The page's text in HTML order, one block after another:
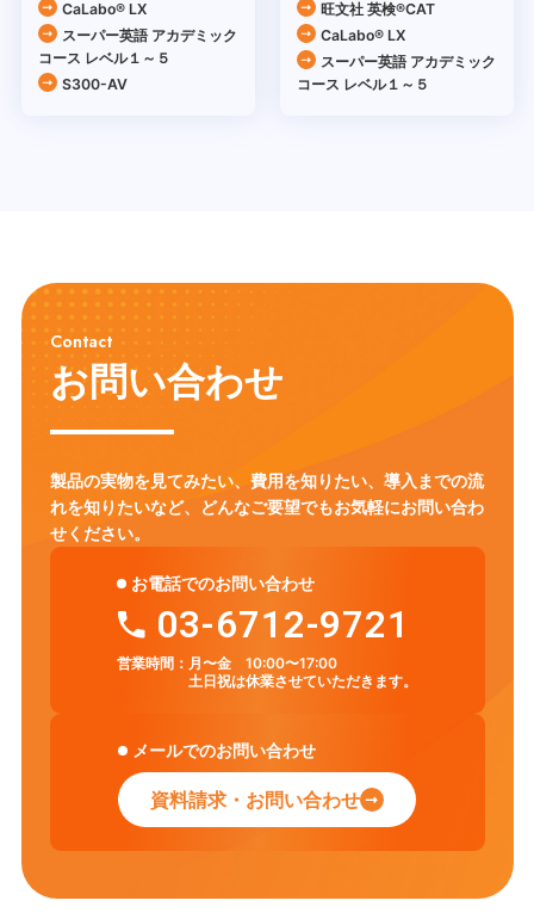
CaLabo® LX
スーパー英語 アカデミック
コース レベル１～５
S300-AV
旺文社 英検®CAT
CaLabo® LX
スーパー英語 アカデミック
コース レベル１～５
Contact
お問い合わせ
製品の実物を見てみたい、費用を知りたい、導入までの流
れを知りたいなど、
どんなご要望でもお気軽にお問い合わ
せください。
お電話でのお問い合わせ
03-6712-9721
営業時間： 月〜金 10:00〜17:00
土日祝は休業させていただきます。
メールでのお問い合わせ
資料請求・お問い合わせ